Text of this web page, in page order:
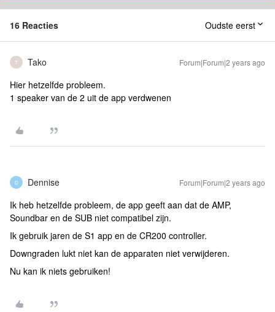
16 Reacties Oudste eerst
T Tako Forum|Forum|2 years ago
Hier hetzelfde probleem.
1 speaker van de 2 uit de app verdwenen
D Dennise Forum|Forum|2 years ago
Ik heb hetzelfde probleem, de app geeft aan dat de AMP,
Soundbar en de SUB niet compatibel zijn.
Ik gebruik jaren de S1 app en de CR200 controller.
Downgraden lukt niet kan de apparaten niet verwijderen.
Nu kan ik niets gebruiken!